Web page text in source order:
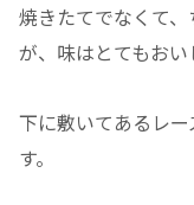
焼きたてでなくて
が、味はとてもおい
下に敷いてあるレ
す。